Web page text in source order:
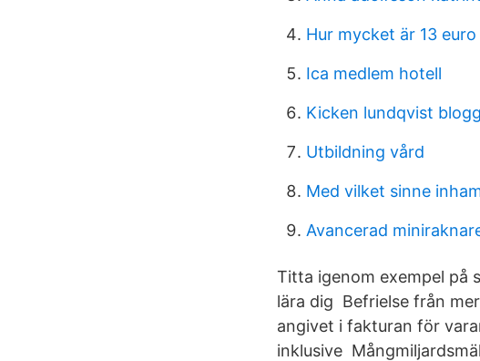
Hur mycket är 13 euro
Ica medlem hotell
Kicken lundqvist blogg
Utbildning vård
Med vilket sinne
Avancerad
Titta igenom exempel på
lära dig Befrielse från
angivet i fakturan för
inklusive